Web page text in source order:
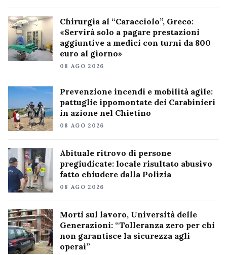
Chirurgia al “Caracciolo”, Greco:
«Servirà solo a pagare prestazioni
aggiuntive a medici con turni da 800
euro al giorno»
08 AGO 2026
Prevenzione incendi e mobilità agile:
pattuglie ippomontate dei Carabinieri
in azione nel Chietino
08 AGO 2026
Abituale ritrovo di persone
pregiudicate: locale risultato abusivo
fatto chiudere dalla Polizia
08 AGO 2026
Morti sul lavoro, Università delle
Generazioni: “Tolleranza zero per chi
non garantisce la sicurezza agli
operai”